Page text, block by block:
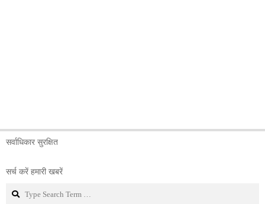
सर्वाधिकार सुरक्षित
सर्च करें हमारी खबरें